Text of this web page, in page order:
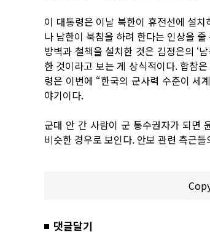
이 대통령은 이날 북한이 휴전선에 설
나 남한이 북침을 하려 한다는 인상을
방벽과 철책을 설치한 것은 김정은의 ‘
한 것이라고 보는 게 상식적이다. 합참
령은 이번에 “한국의 군사력 수준이 세
야기이다.
군대 안 간 사람이 군 통수권자가 되면
비슷한 경우로 보인다. 안보 관련 측근
댓글달기